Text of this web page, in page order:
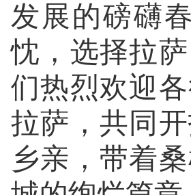
发展的磅礴
忱，选择拉
们热烈欢迎
拉萨，共同
乡亲，带着